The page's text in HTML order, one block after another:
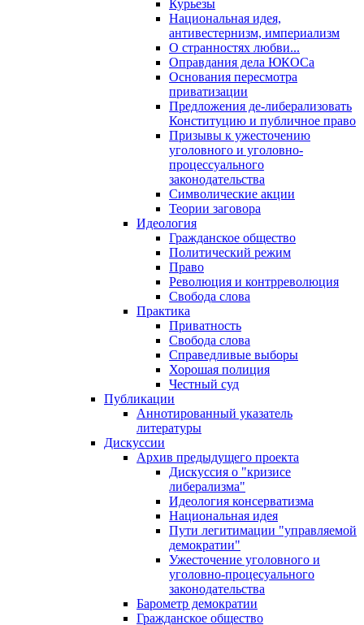
Курьезы
Национальная идея,
антивестернизм, империализм
О странностях любви...
Оправдания дела ЮКОСа
Основания пересмотра
приватизации
Предложения де-либерализовать
Конституцию и публичное право
Призывы к ужесточению
уголовного и уголовно-
процессуального
законодательства
Символические акции
Теории заговора
Идеология
Гражданское общество
Политический режим
Право
Революция и контрреволюция
Свобода слова
Практика
Приватность
Свобода слова
Справедливые выборы
Хорошая полиция
Честный суд
Публикации
Аннотированный указатель
литературы
Дискуссии
Архив предыдущего проекта
Дискуссия о "кризисе
либерализма"
Идеология консерватизма
Национальная идея
Пути легитимации "управляемой
демократии"
Ужесточение уголовного и
уголовно-процесуального
законодательства
Барометр демократии
Гражданское общество